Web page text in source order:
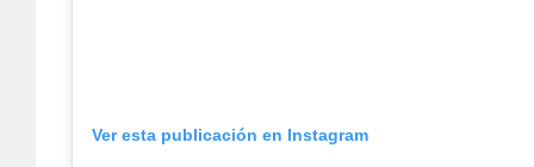
Ver esta publicación en Instagram